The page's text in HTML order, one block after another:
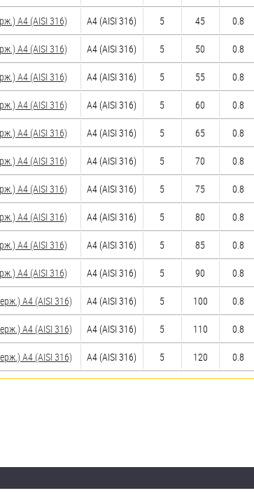
A4 (AISI 316) A4 (AISI 316) 5 45 0.8
A4 (AISI 316) A4 (AISI 316) 5 50 0.8
A4 (AISI 316) A4 (AISI 316) 5 55 0.8
A4 (AISI 316) A4 (AISI 316) 5 60 0.8
A4 (AISI 316) A4 (AISI 316) 5 65 0.8
A4 (AISI 316) A4 (AISI 316) 5 70 0.8
A4 (AISI 316) A4 (AISI 316) 5 75 0.8
A4 (AISI 316) A4 (AISI 316) 5 80 0.8
A4 (AISI 316) A4 (AISI 316) 5 85 0.8
A4 (AISI 316) A4 (AISI 316) 5 90 0.8
A4 (AISI 316) A4 (AISI 316) 5 100 0.8
A4 (AISI 316) A4 (AISI 316) 5 110 0.8
A4 (AISI 316) A4 (AISI 316) 5 120 0.8